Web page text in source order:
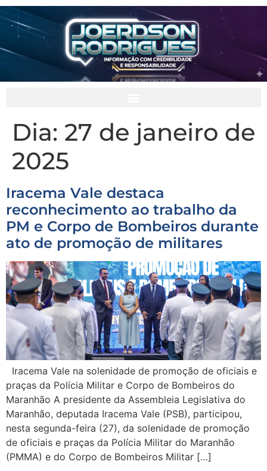
Dia: 27 de janeiro de
2025
Iracema Vale destaca
reconhecimento ao trabalho da
PM e Corpo de Bombeiros durante
ato de promoção de militares
Iracema Vale na solenidade de promoção de oficiais e
praças da Polícia Militar e Corpo de Bombeiros do
Maranhão A presidente da Assembleia Legislativa do
Maranhão, deputada Iracema Vale (PSB), participou,
nesta segunda-feira (27), da solenidade de promoção
de oficiais e praças da Polícia Militar do Maranhão
(PMMA) e do Corpo de Bombeiros Militar […]